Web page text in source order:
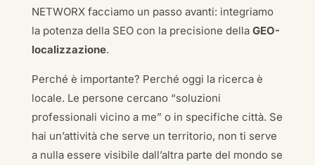
NETWORX facciamo un passo avanti: integriamo
la potenza della SEO con la precisione della GEO-
localizzazione.
Perché è importante? Perché oggi la ricerca è
locale. Le persone cercano “soluzioni
professionali vicino a me” o in specifiche città. Se
hai un’attività che serve un territorio, non ti serve
a nulla essere visibile dall’altra parte del mondo se